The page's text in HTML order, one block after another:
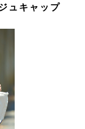
ュキャップ